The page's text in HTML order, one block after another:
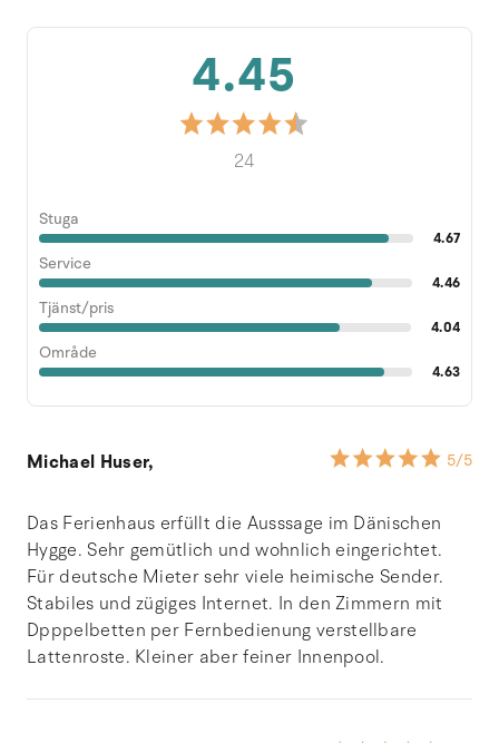
4.45
24
Stuga
4.67
Service
4.46
Tjänst/pris
4.04
Område
4.63
Michael Huser, 5/5
Das Ferienhaus erfüllt die Ausssage im Dänischen
Hygge. Sehr gemütlich und wohnlich eingerichtet.
Für deutsche Mieter sehr viele heimische Sender.
Stabiles und zügiges Internet. In den Zimmern mit
Dpppelbetten per Fernbedienung verstellbare
Lattenroste. Kleiner aber feiner Innenpool.